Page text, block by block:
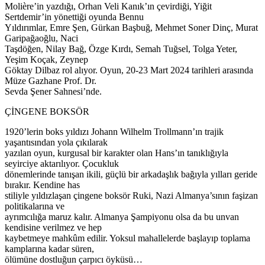
Molière’in yazdığı, Orhan Veli Kanık’ın çevirdiği, Yiğit
Sertdemir’in yönettiği oyunda Bennu
Yıldırımlar, Emre Şen, Gürkan Başbuğ, Mehmet Soner Dinç, Murat
Garipağaoğlu, Naci
Taşdöğen, Nilay Bağ, Özge Kırdı, Semah Tuğsel, Tolga Yeter,
Yeşim Koçak, Zeynep
Göktay Dilbaz rol alıyor. Oyun, 20-23 Mart 2024 tarihleri arasında
Müze Gazhane Prof. Dr.
Sevda Şener Sahnesi’nde.
ÇİNGENE BOKSÖR
1920’lerin boks yıldızı Johann Wilhelm Trollmann’ın trajik
yaşantısından yola çıkılarak
yazılan oyun, kurgusal bir karakter olan Hans’ın tanıklığıyla
seyirciye aktarılıyor. Çocukluk
dönemlerinde tanışan ikili, güçlü bir arkadaşlık bağıyla yılları geride
bırakır. Kendine has
stiliyle yıldızlaşan çingene boksör Ruki, Nazi Almanya’sının faşizan
politikalarına ve
ayrımcılığa maruz kalır. Almanya Şampiyonu olsa da bu unvan
kendisine verilmez ve hep
kaybetmeye mahkûm edilir. Yoksul mahallelerde başlayıp toplama
kamplarına kadar süren,
ölümüne dostluğun çarpıcı öyküsü…